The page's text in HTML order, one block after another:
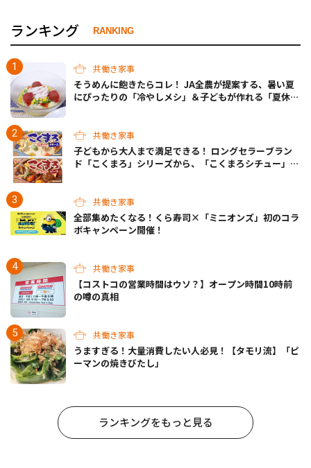
ランキング RANKING
共働き家事
そうめんに飽きたらコレ！ JA全農が提案する、暑い夏
にぴったりの「冷やしメシ」＆子どもが作れる「夏休み
共働き家事
子どもから大人まで満足できる！ ロングセラーブラン
ド「こくまろ」シリーズから、「こくまろシチュー」＜
共働き家事
全部集めたくなる！くら寿司×「ミニオンズ」初のコラ
ボキャンペーン開催！
共働き家事
【コストコの営業時間はウソ？】オープン時間10時前
の噂の真相
共働き家事
うますぎる！大量消費したい人必見！【タモリ流】「ピ
ーマンの焼きびたし」
ランキングをもっと見る